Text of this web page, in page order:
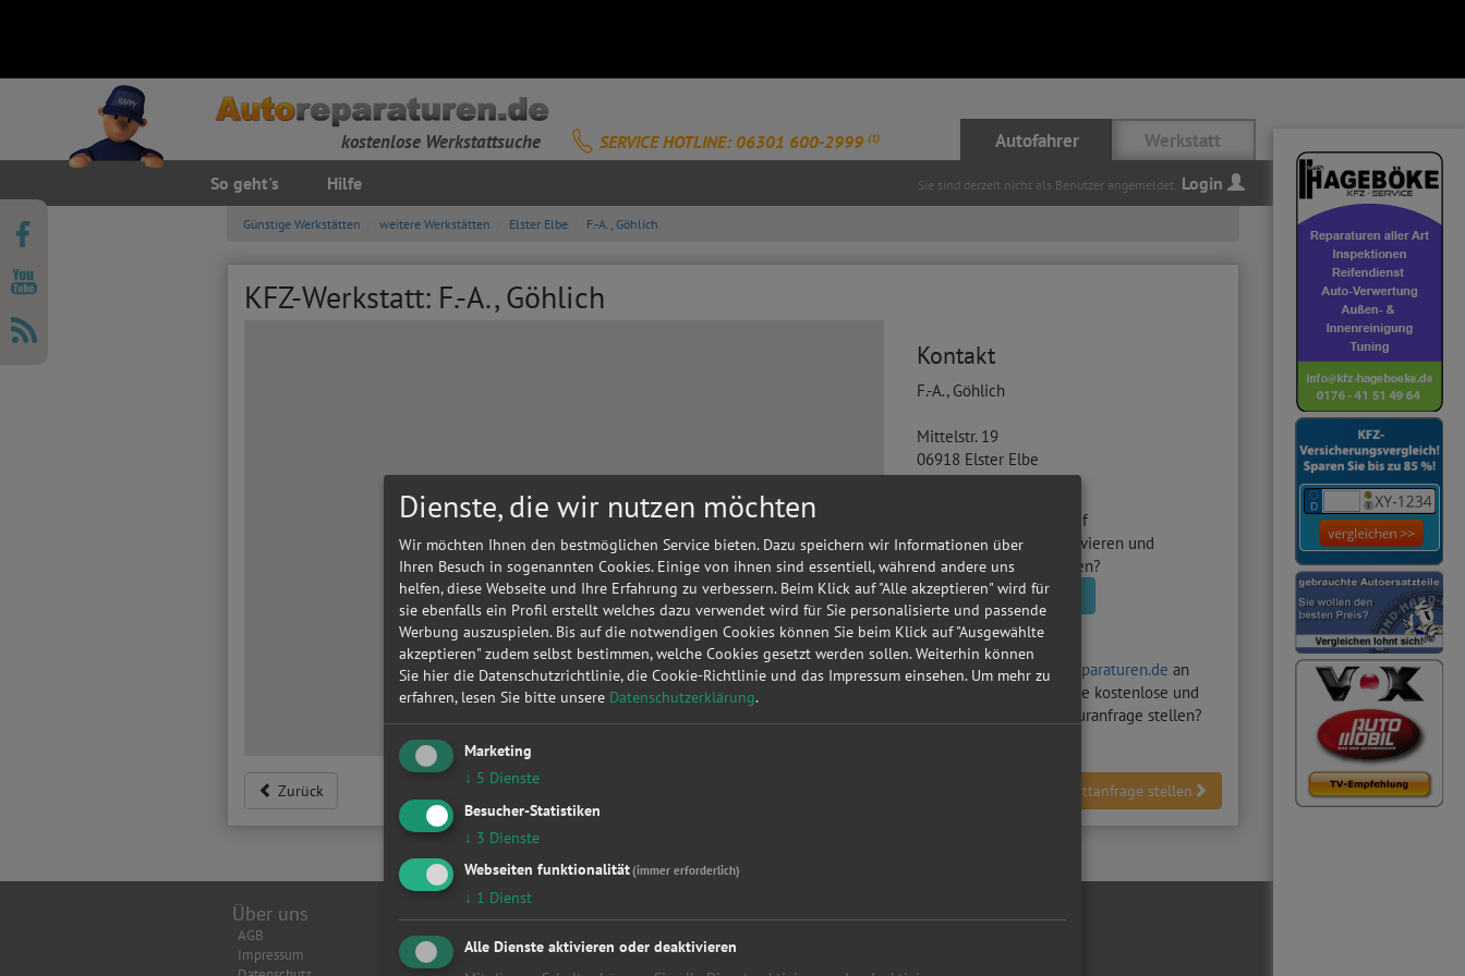
kostenlose Werkstattsuche SERVICE HOTLINE: 06301 600-2999 (1) Autofahrer Werkstatt
So geht's Hilfe Sie sind derzeit nicht als Benutzer angemeldet. Login
Günstige Werkstätten weitere Werkstätten Elster Elbe F.-A., Göhlich
KFZ-Werkstatt: F.-A., Göhlich
Kontakt
F.-A., Göhlich
Mittelstr. 19
06918 Elster Elbe
auf
Autoreparaturen.de aktivieren und
Kundenanfragen erhalten?
▶Werkstatt aktivieren
Sie möchten auf Autoreparaturen.de an
eine kostenlose und
unverbindliche Reparaturanfrage stellen?
Zurück Werkstattanfrage stellen
Über uns
AGB
Impressum
Top Werkstattleistungen
Achsvermessung
Anhängerkupplung
Top Hersteller
Audi
Social Media
Dienste, die wir nutzen möchten
Wir möchten Ihnen den bestmöglichen Service bieten. Dazu speichern wir Informationen über
Ihren Besuch in sogenannten Cookies. Einige von ihnen sind essentiell, während andere uns
helfen, diese Webseite und Ihre Erfahrung zu verbessern. Beim Klick auf "Alle akzeptieren" wird für
sie ebenfalls ein Profil erstellt welches dazu verwendet wird für Sie personalisierte und passende
Werbung auszuspielen. Bis auf die notwendigen Cookies können Sie beim Klick auf "Ausgewählte
akzeptieren" zudem selbst bestimmen, welche Cookies gesetzt werden sollen. Weiterhin können
Sie hier die Datenschutzrichtlinie, die Cookie-Richtlinie und das Impressum einsehen. Um mehr zu
erfahren, lesen Sie bitte unsere Datenschutzerklärung.
Marketing
↓ 5 Dienste
Besucher-Statistiken
↓ 3 Dienste
Webseiten funktionalität(immer erforderlich)
↓ 1 Dienst
Alle Dienste aktivieren oder deaktivieren